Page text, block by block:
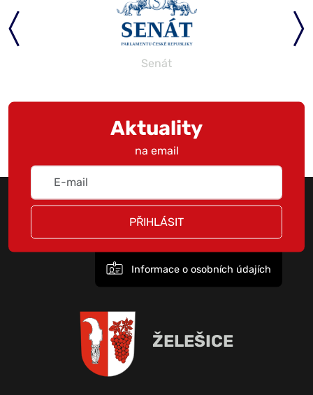
Senát
Aktuality
na email
PŘIHLÁSIT
Informace o osobních údajích
ŽELEŠICE